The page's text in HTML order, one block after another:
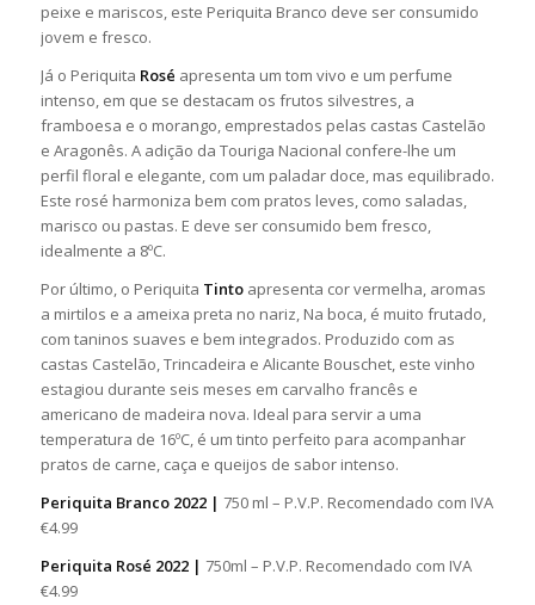
peixe e mariscos, este Periquita Branco deve ser consumido
jovem e fresco.
Já o Periquita Rosé apresenta um tom vivo e um perfume
intenso, em que se destacam os frutos silvestres, a
framboesa e o morango, emprestados pelas castas Castelão
e Aragonês. A adição da Touriga Nacional confere-lhe um
perfil floral e elegante, com um paladar doce, mas equilibrado.
Este rosé harmoniza bem com pratos leves, como saladas,
marisco ou pastas. E deve ser consumido bem fresco,
idealmente a 8ºC.
Por último, o Periquita Tinto apresenta cor vermelha, aromas
a mirtilos e a ameixa preta no nariz, Na boca, é muito frutado,
com taninos suaves e bem integrados. Produzido com as
castas Castelão, Trincadeira e Alicante Bouschet, este vinho
estagiou durante seis meses em carvalho francês e
americano de madeira nova. Ideal para servir a uma
temperatura de 16ºC, é um tinto perfeito para acompanhar
pratos de carne, caça e queijos de sabor intenso.
Periquita Branco 2022 | 750 ml – P.V.P. Recomendado com IVA
€4.99
Periquita Rosé 2022 | 750ml – P.V.P. Recomendado com IVA
€4.99